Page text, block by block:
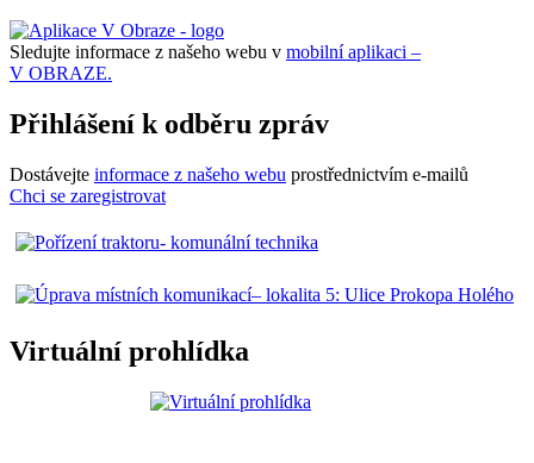
Sledujte informace z našeho webu v mobilní aplikaci –
V OBRAZE.
Přihlášení k odběru zpráv
Dostávejte informace z našeho webu prostřednictvím e-mailů
Chci se zaregistrovat
Virtuální prohlídka